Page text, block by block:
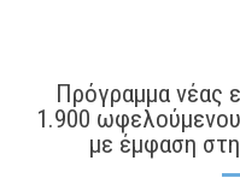
Πρόγραμμα νέας
1.900
με έμφαση